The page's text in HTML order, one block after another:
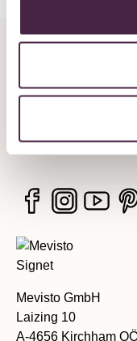
Services
Mevisto GmbH
Laizing 10
A-4656 Kirchham